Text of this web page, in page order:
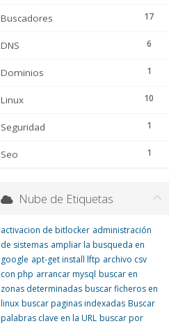
17
Buscadores
6
DNS
1
Dominios
10
Linux
1
Seguridad
1
Seo
Nube de Etiquetas
activacion de bitlocker administración
de sistemas ampliar la busqueda en
google apt-get install lftp archivo csv
con php arrancar mysql buscar en
zonas determinadas buscar ficheros en
linux buscar paginas indexadas Buscar
palabras clave en la URL buscar por